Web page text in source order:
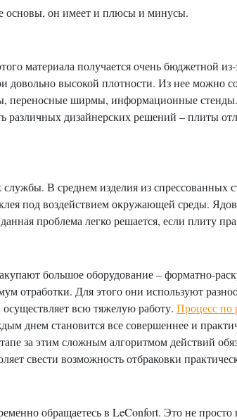
основы, он имеет и плюсы и минусы.
материала получается очень бюджетной
высокой плотности. Из нее можно
переносные ширмы, информационные стенды.
дизайнерских решений – плиты
В среднем изделия из спрессованных
под воздействием окружающей среды.
проблема легко решается, если плиту
большое оборудование – форматно-
отработки. Для этого они используют
всю тяжелую работу. Процесс
днем становится все совершеннее и
за этим сложным алгоритмом действий
свести возможность отбраковки
обращаетесь в LeConfort. Это не